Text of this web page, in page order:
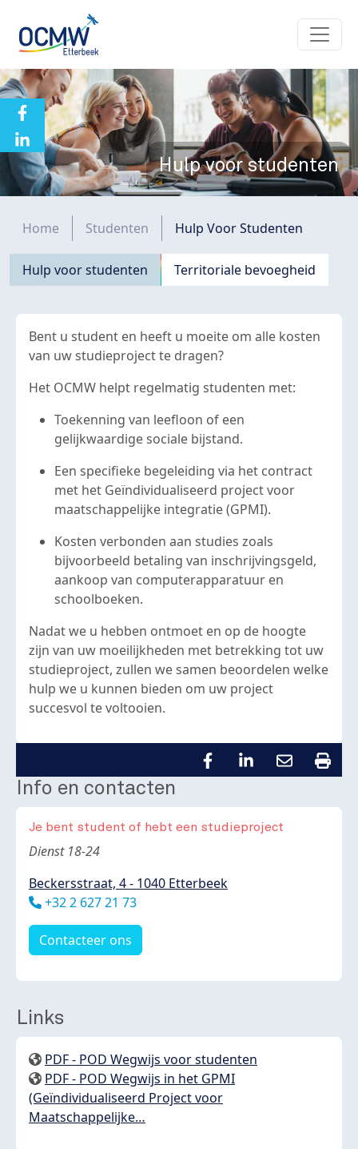
Hulp voor studenten
Kruimelpad
Home Studenten Hulp Voor Studenten
Navigation principale
Hulp voor studenten Territoriale bevoegheid
Bent u student en heeft u moeite om alle kosten
van uw studieproject te dragen?
Het OCMW helpt regelmatig studenten met:
Toekenning van leefloon of een
gelijkwaardige sociale bijstand.
Een specifieke begeleiding via het contract
met het Geïndividualiseerd project voor
maatschappelijke integratie (GPMI).
Kosten verbonden aan studies zoals
bijvoorbeeld betaling van inschrijvingsgeld,
aankoop van computerapparatuur en
schoolboeken.
Nadat we u hebben ontmoet en op de hoogte
zijn van uw moeilijkheden met betrekking tot uw
studieproject, zullen we samen beoordelen welke
hulp we u kunnen bieden om uw project
succesvol te voltooien.
Info en contacten
Je bent student of hebt een studieproject
Body
Dienst 18-24
Beckersstraat, 4 - 1040 Etterbeek
Téléphone
+32 2 627 21 73
Contacteer ons
Links
PDF - POD Wegwijs voor studenten
PDF - POD Wegwijs in het GPMI
(Geïndividualiseerd Project voor
Maatschappelijke…